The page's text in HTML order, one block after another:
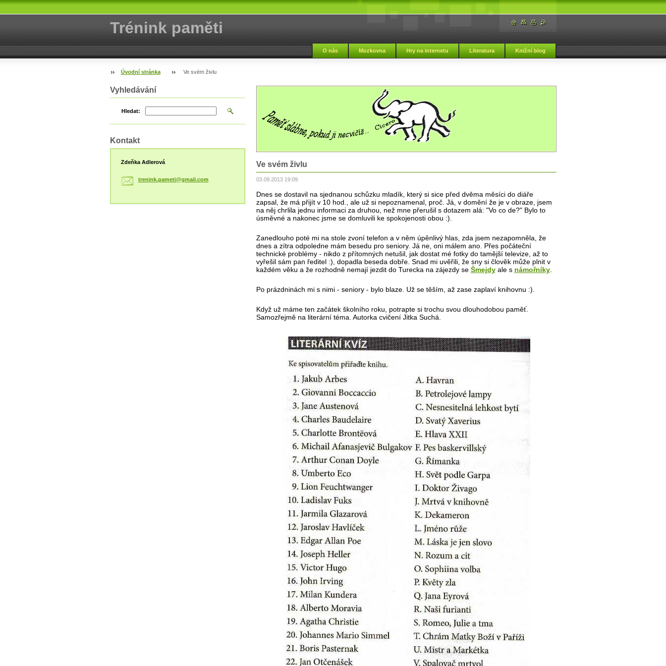
Trénink paměti
O nás Mozkovna Hry na internetu Literatura Knižní blog
Úvodní stránka Ve svém živlu
Ve svém živlu
03.09.2013 19:09
Dnes se dostavil na sjednanou schůzku mladík, který si sice před dvěma měsíci do diáře
zapsal, že má přijít v 10 hod., ale už si nepoznamenal, proč. Já, v domění že je v obraze, jsem
na něj chrlila jednu informaci za druhou, než mne přerušil s dotazem alá: "Vo co de?" Bylo to
úsměvné a nakonec jsme se domluvili ke spokojenosti obou :).
Zanedlouho poté mi na stole zvoní telefon a v něm úpěnlivý hlas, zda jsem nezapomněla, že
dnes a zítra odpoledne mám besedu pro seniory. Já ne, oni málem ano. Přes počáteční
technické problémy - nikdo z přítomných netušil, jak dostat mé fotky do tamější televize, až to
vyřešil sám pan ředitel :), dopadla beseda dobře. Snad mi uvěřili, že sny si člověk může plnit v
každém věku a že rozhodně nemají jezdit do Turecka na zájezdy se Šmejdyale s námořníky.
Po prázdninách mi s nimi - seniory - bylo blaze. Už se těším, až zase zaplaví knihovnu :).
Když už máme ten začátek školního roku, potrapte si trochu svou dlouhodobou paměť.
Samozřejmě na literární téma. Autorka cvičení Jitka Suchá.
Vyhledávání
Hledat:
Kontakt
Zdeňka Adlerová
trenink.pameti@gmail.com